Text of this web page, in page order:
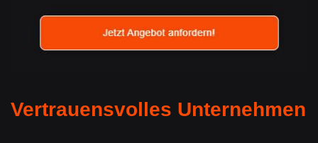
Vertrauensvolles Unternehmen